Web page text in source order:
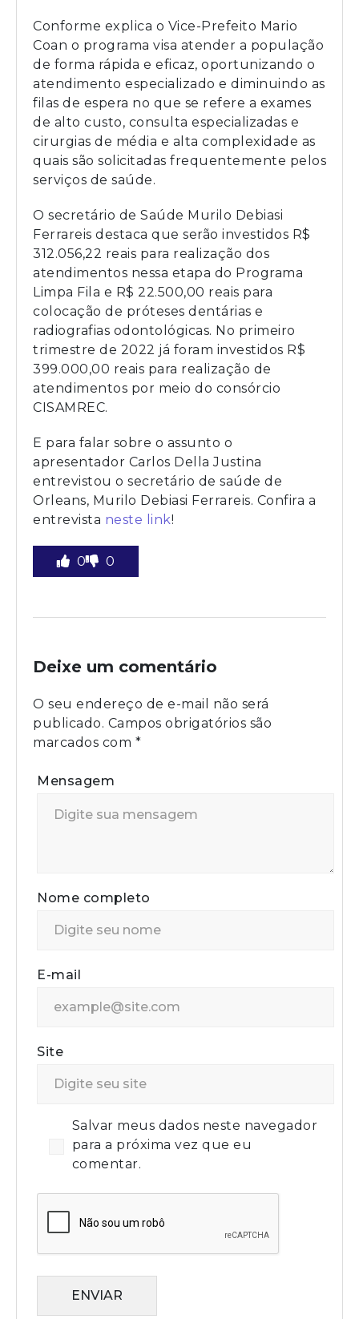
Conforme explica o Vice-Prefeito Mario
Coan o programa visa atender a população
de forma rápida e eficaz, oportunizando o
atendimento especializado e diminuindo as
filas de espera no que se refere a exames
de alto custo, consulta especializadas e
cirurgias de média e alta complexidade as
quais são solicitadas frequentemente pelos
serviços de saúde.
O secretário de Saúde Murilo Debiasi
Ferrareis destaca que serão investidos R$
312.056,22 reais para realização dos
atendimentos nessa etapa do Programa
Limpa Fila e R$ 22.500,00 reais para
colocação de próteses dentárias e
radiografias odontológicas. No primeiro
trimestre de 2022 já foram investidos R$
399.000,00 reais para realização de
atendimentos por meio do consórcio
CISAMREC.
E para falar sobre o assunto o
apresentador Carlos Della Justina
entrevistou o secretário de saúde de
Orleans, Murilo Debiasi Ferrareis. Confira a
entrevista neste link!
0 0
Deixe um comentário
O seu endereço de e-mail não será
publicado. Campos obrigatórios são
marcados com *
Mensagem
Nome completo
E-mail
Site
Salvar meus dados neste navegador
para a próxima vez que eu
comentar.
ENVIAR